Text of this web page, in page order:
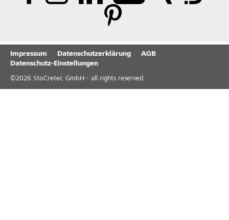
Impressum Datenschutzerklärung
AGB
Datenschutz-Einstellungen
©2026 StoCretec GmbH - all rights reserved